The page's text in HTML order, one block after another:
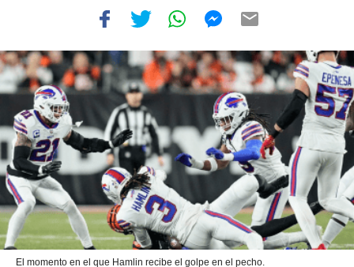
El momento en el que Hamlin recibe el golpe en el pecho.